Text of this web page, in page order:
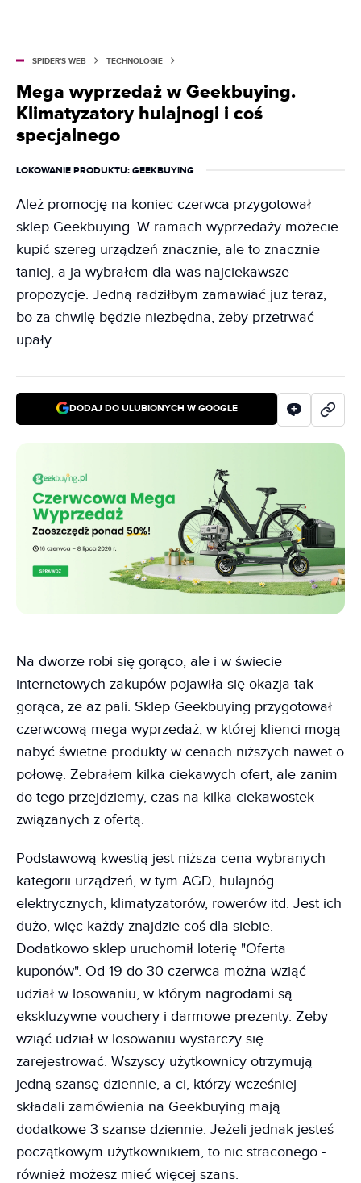
SPIDER'S WEB TECHNOLOGIE
Mega wyprzedaż w Geekbuying.
Klimatyzatory hulajnogi i coś
specjalnego
LOKOWANIE PRODUKTU: GEEKBUYING
Ależ promocję na koniec czerwca przygotował
sklep Geekbuying. W ramach wyprzedaży możecie
kupić szereg urządzeń znacznie, ale to znacznie
taniej, a ja wybrałem dla was najciekawsze
propozycje. Jedną radziłbym zamawiać już teraz,
bo za chwilę będzie niezbędna, żeby przetrwać
upały.
DODAJ DO ULUBIONYCH W GOOGLE
Na dworze robi się gorąco, ale i w świecie
internetowych zakupów pojawiła się okazja tak
gorąca, że aż pali. Sklep Geekbuying przygotował
czerwcową mega wyprzedaż, w której klienci mogą
nabyć świetne produkty w cenach niższych nawet o
połowę. Zebrałem kilka ciekawych ofert, ale zanim
do tego przejdziemy, czas na kilka ciekawostek
związanych z ofertą.
Podstawową kwestią jest niższa cena wybranych
kategorii urządzeń, w tym AGD, hulajnóg
elektrycznych, klimatyzatorów, rowerów itd. Jest ich
dużo, więc każdy znajdzie coś dla siebie.
Dodatkowo sklep uruchomił loterię "Oferta
kuponów". Od 19 do 30 czerwca można wziąć
udział w losowaniu, w którym nagrodami są
ekskluzywne vouchery i darmowe prezenty. Żeby
wziąć udział w losowaniu wystarczy się
zarejestrować. Wszyscy użytkownicy otrzymują
jedną szansę dziennie, a ci, którzy wcześniej
składali zamówienia na Geekbuying mają
dodatkowe 3 szanse dziennie. Jeżeli jednak jesteś
początkowym użytkownikiem, to nic straconego -
również możesz mieć więcej szans.